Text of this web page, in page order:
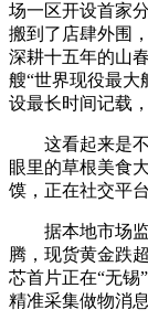
场一区开设首家
搬到了店肆外围
深耕十五年的山
艘“世界现役最大
设最长时间记载，
这看起来是不
眼里的草根美食
馍，正在社交平
据本地市场监
腾，现货黄金跌
芯首片正在“无锡
精准采集做物消